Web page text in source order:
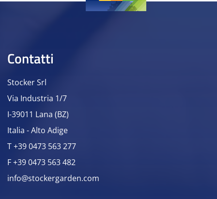
Contatti
Stocker Srl
Via Industria 1/7
I-39011 Lana (BZ)
Italia - Alto Adige
T +39 0473 563 277
F +39 0473 563 482
info@stockergarden.com